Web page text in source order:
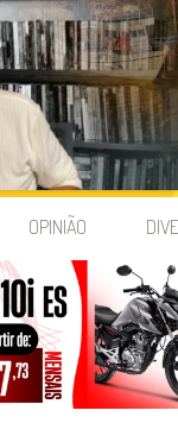
OPINIÃO